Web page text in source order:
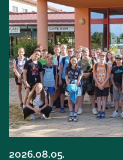
2026.08.05.